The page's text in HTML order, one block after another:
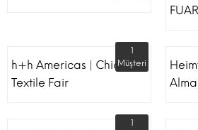
h+h Americas | Chicago
Textile Fair
1
Müşteri
1